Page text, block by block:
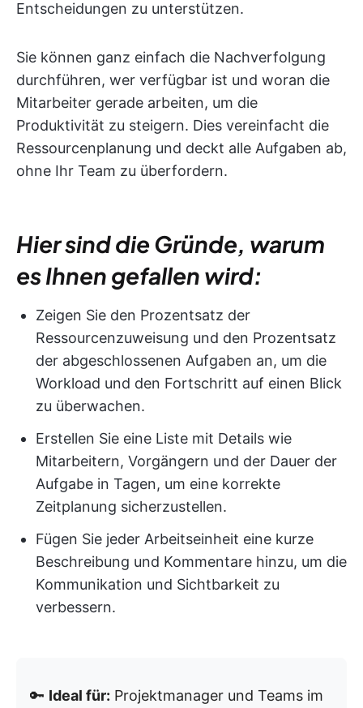
Entscheidungen zu unterstützen.
Sie können ganz einfach die Nachverfolgung
durchführen, wer verfügbar ist und woran die
Mitarbeiter gerade arbeiten, um die
Produktivität zu steigern. Dies vereinfacht die
Ressourcenplanung und deckt alle Aufgaben ab,
ohne Ihr Team zu überfordern.
Hier sind die Gründe, warum
es Ihnen gefallen wird:
Zeigen Sie den Prozentsatz der
Ressourcenzuweisung und den Prozentsatz
der abgeschlossenen Aufgaben an, um die
Workload und den Fortschritt auf einen Blick
zu überwachen.
Erstellen Sie eine Liste mit Details wie
Mitarbeitern, Vorgängern und der Dauer der
Aufgabe in Tagen, um eine korrekte
Zeitplanung sicherzustellen.
Fügen Sie jeder Arbeitseinheit eine kurze
Beschreibung und Kommentare hinzu, um die
Kommunikation und Sichtbarkeit zu
verbessern.
🔑 Ideal für: Projektmanager und Teams im